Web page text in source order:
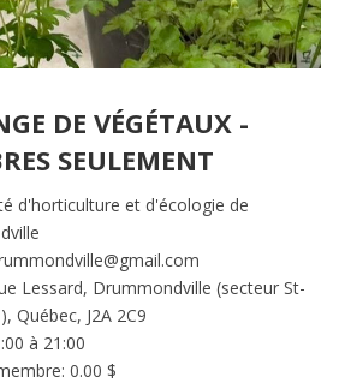
DE VÉGÉTAUX -
SEULEMENT
d'horticulture et d'écologie de
Lessard, Drummondville (secteur St-
Québec, J2A 2C9
à 21:00
0.00 $